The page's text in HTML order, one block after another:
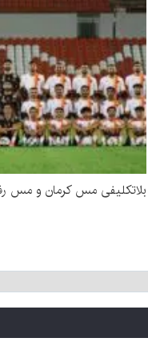
بلاتکلیفی مس کرمان و مس